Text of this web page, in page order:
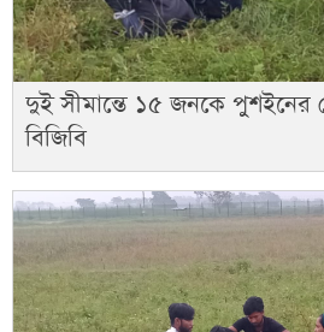
দুই সীমান্তে ১৫ জনকে পুশইনের
বিজিবি